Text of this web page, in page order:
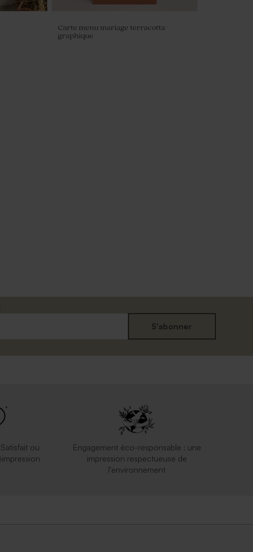
Carte menu mariage terracotta
graphique
S'abonner
ou
Engagement éco-responsable : une
impression respectueuse de
l'environnement